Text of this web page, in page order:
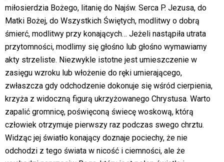
miłosierdzia Bożego, litanię do Najśw. Serca P. Jezusa, do
Matki Bożej, do Wszystkich Świętych, modlitwy o dobrą
śmierć, modlitwy przy konających… Jeżeli nastąpiła utrata
przytomności, modlimy się głośno lub głośno wymawiamy
akty strzeliste. Niezwykle istotne jest umieszczenie w
zasięgu wzroku lub włożenie do ręki umierającego,
zwłaszcza gdy odchodzenie dokonuje się wśród cierpienia,
krzyża z widoczną figurą ukrzyżowanego Chrystusa. Warto
zapalić gromnicę, poświęconą świecę woskową, którą
człowiek otrzymuje pierwszy raz podczas swego chrztu.
Widząc jej światło konający doznaje pociechy, że nie
odchodzi z tego świata w nicość i ciemności, ale że